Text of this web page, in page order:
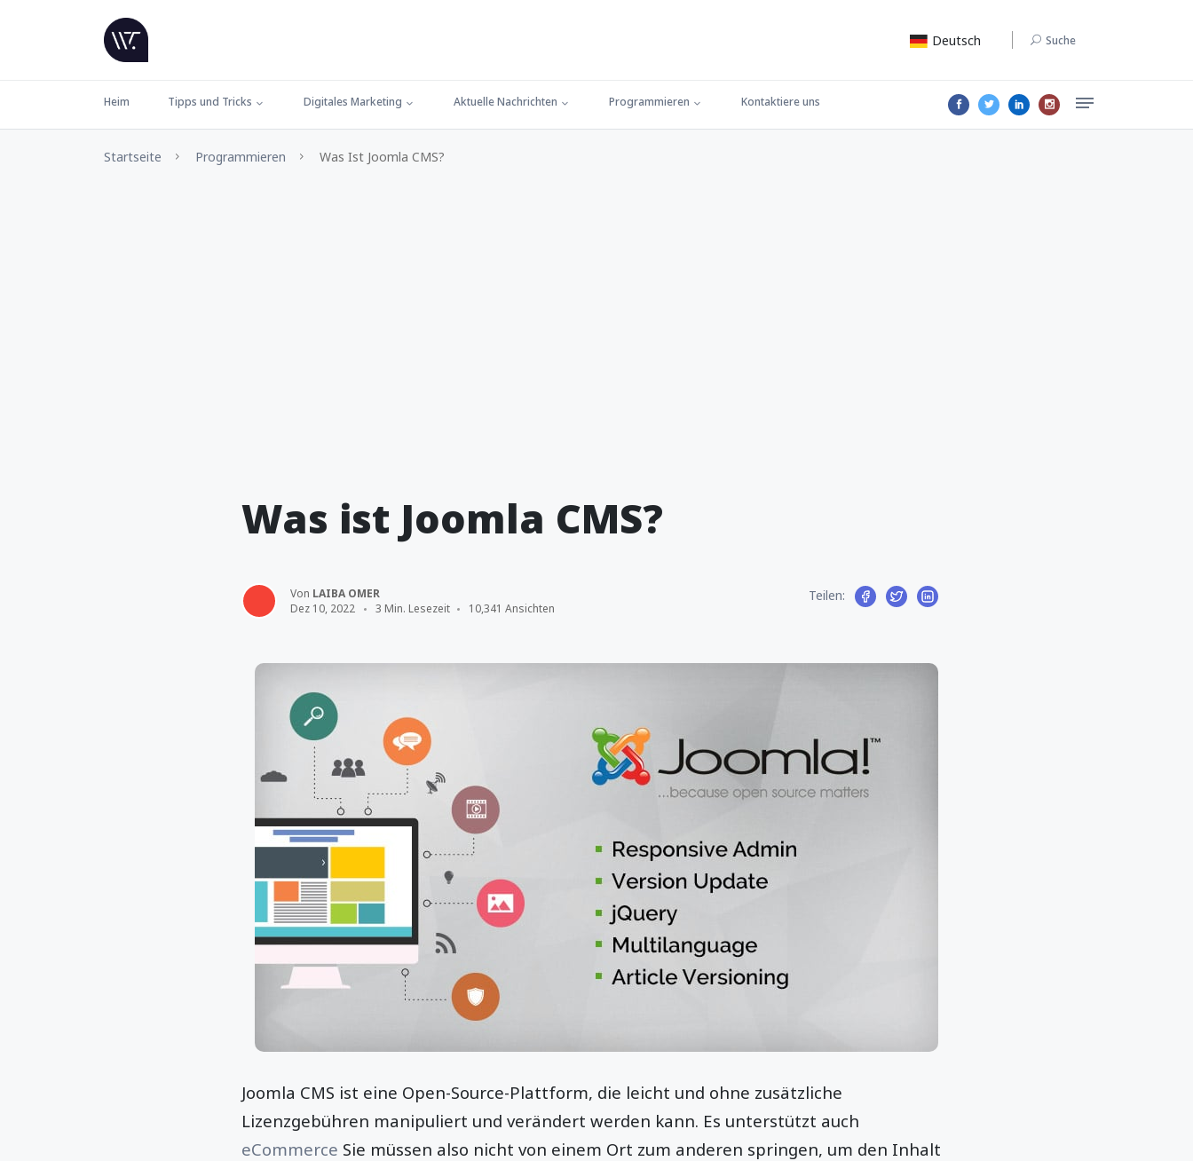
Deutsch Suche
Heim Tipps und Tricks Digitales Marketing Aktuelle Nachrichten Programmieren Kontaktiere uns
Startseite Programmieren Was Ist Joomla CMS?
Was ist Joomla CMS?
Von LAIBA OMER
Dez 10, 2022
3 Min. Lesezeit 10,341 Ansichten
Teilen:
Joomla CMS ist eine Open-Source-Plattform, die leicht und ohne zusätzliche
Lizenzgebühren manipuliert und verändert werden kann. Es unterstützt auch
eCommerce Sie müssen also nicht von einem Ort zum anderen springen, um den Inhalt